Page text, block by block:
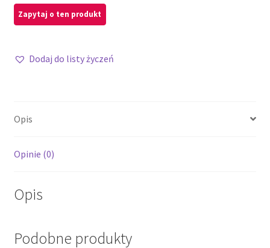
Dodaj do listy życzeń
Opis
Opinie (0)
Opis
Podobne produkty